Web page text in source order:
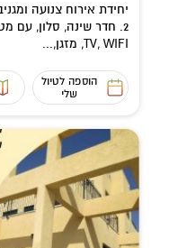
יחידת אירוח צנועה
2. חדר שינה, סלון, עם
TV, WIFI, מזגן,...
הוספה לטיול
שלי